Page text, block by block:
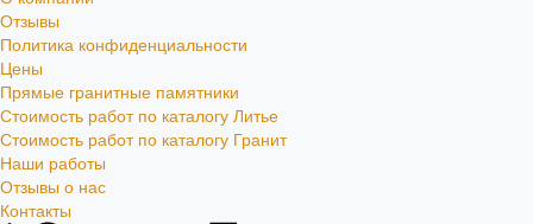
Отзывы
Политика конфиденциальности
Цены
Прямые гранитные памятники
Стоимость работ по каталогу Литье
Стоимость работ по каталогу Гранит
Наши работы
Отзывы о нас
Контакты